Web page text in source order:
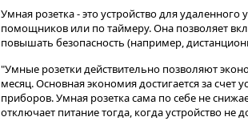
Умная розетка - это устройство для
помощников или по таймеру​​​. Она позволяет
повышать безопасность (например,
"Умные розетки действительно позволяют
месяц. Основная экономия достигается за
приборов. Умная розетка сама по себе не
отключает питание тогда, когда устройство